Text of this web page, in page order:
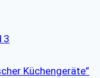
Küchengeräte”